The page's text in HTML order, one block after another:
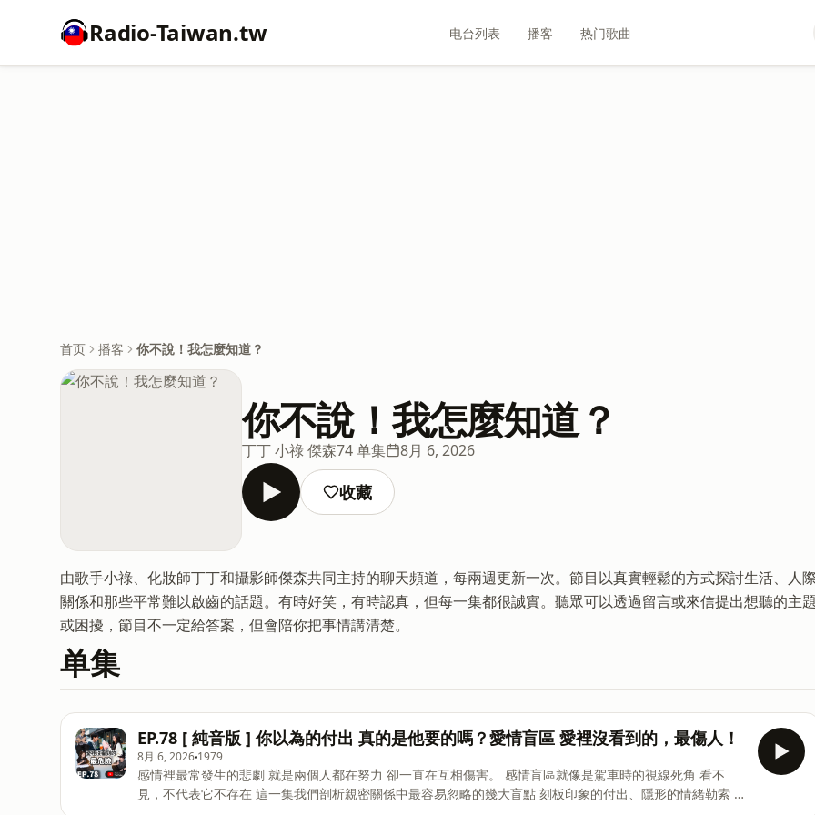
Radio-Taiwan.tw 电台列表 播客 热门歌曲
首页 播客 你不說！我怎麼知道？
你不說！我怎麼知道？
丁丁 小祿 傑森74 单集 8月 6, 2026
收藏
由歌手小祿、化妝師丁丁和攝影師傑森共同主持的聊天頻道，每兩週更新一次。節目以真實輕鬆的方式探討生活、人
關係和那些平常難以啟齒的話題。有時好笑，有時認真，但每一集都很誠實。聽眾可以透過留言或來信提出想聽的主
或困擾，節目不一定給答案，但會陪你把事情講清楚。
单集
EP.78 [ 純音版 ] 你以為的付出 真的是他要的嗎？愛情盲區 愛裡沒看到的，最傷人！
8月 6, 2026 1979
感情裡最常發生的悲劇 就是兩個人都在努力 卻一直在互相傷害。 感情盲區就像是駕車時的視線死角 看不
見，不代表它不存在 這一集我們剖析親密關係中最容易忽略的幾大盲點 刻板印象的付出、隱形的情緒勒索 還